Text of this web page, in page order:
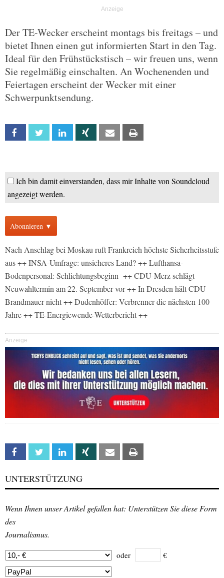
Der TE-Wecker erscheint montags bis freitags – und
bietet Ihnen einen gut informierten Start in den Tag.
Ideal für den Frühstückstisch – wir freuen uns, wenn
Sie regelmäßig einschalten. An Wochenenden und
Feiertagen erscheint der Wecker mit einer
Schwerpunktsendung.
Facebook Twitter Linkedin Xing Email
Ich bin damit einverstanden, dass mir Inhalte von Soundcloud
angezeigt werden.
Abonnieren ▼
Nach Anschlag bei Moskau ruft Frankreich höchste Sicherheitsstufe
aus ++ INSA-Umfrage: unsicheres Land? ++ Lufthansa-
Bodenpersonal: Schlichtungsbeginn ++ CDU-Merz schlägt
Neuwahltermin am 22. September vor ++ In Dresden hält CDU-
Brandmauer nicht ++ Dudenhöffer: Verbrenner die nächsten 100
Jahre ++ TE-Energiewende-Wetterbericht ++
Anzeige
Facebook Twitter Linkedin Xing Email
UNTERSTÜTZUNG
Wenn Ihnen unser Artikel gefallen hat: Unterstützen Sie diese Form
des
Journalismus.
oder €